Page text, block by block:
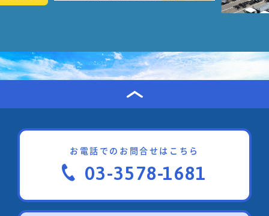
お電話でのお問合せはこちら
03-3578-1681